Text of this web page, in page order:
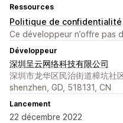
Ressources
Politique de confidentialité
Ce développeur n’offre pas
Développeur
深圳呈云网络科技有限公司
深圳市龙华区民治街道樟坑社
shenzhen, GD, 518131, CN
Lancement
22 décembre 2022